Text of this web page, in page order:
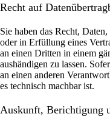
Recht auf
Sie haben das Recht,
oder in Erfüllung eines
an einen Dritten in einem
aushändigen zu lassen.
an einen anderen
es technisch machbar ist.
Auskunft, Berichtigung